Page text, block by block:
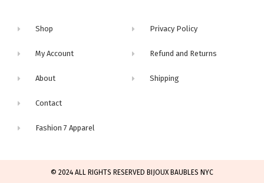
Shop
My Account
About
Contact
Fashion 7 Apparel
Privacy Policy
Refund and Returns
Shipping
© 2024 ALL RIGHTS RESERVED BIJOUX BAUBLES NYC